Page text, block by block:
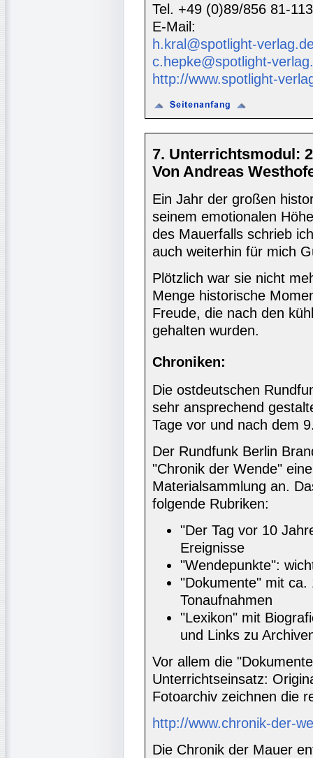
Tel. +49 (0)89/856 81-
E-Mail:
h.kral@spotlight-
c.hepke@spotlight-
http://www.spotlight-
7. Unterrichtsmodul:
Von Andreas
Ein Jahr der großen
seinem emotionalen
des Mauerfalls schrieb
auch weiterhin für mich
Plötzlich war sie nicht
Menge historische
Freude, die nach den
gehalten wurden.
Chroniken:
Die ostdeutschen
sehr ansprechend
Tage vor und nach dem
Der Rundfunk Berlin
"Chronik der Wende"
Materialsammlung an.
folgende Rubriken:
"Der Tag vor 10
Ereignisse
"Wendepunkte":
"Dokumente" mit ca.
Tonaufnahmen
"Lexikon" mit
und Links zu
Vor allem die
Unterrichtseinsatz:
Fotoarchiv zeichnen die
http://www.chronik-der-
Die Chronik der Mauer